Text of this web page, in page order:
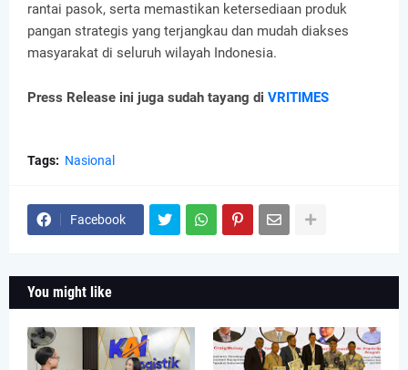
rantai pasok, serta memastikan ketersediaan produk
pangan strategis yang terjangkau dan mudah diakses
masyarakat di seluruh wilayah Indonesia.
Press Release ini juga sudah tayang di VRITIMES
Tags: Nasional
Facebook
You might like